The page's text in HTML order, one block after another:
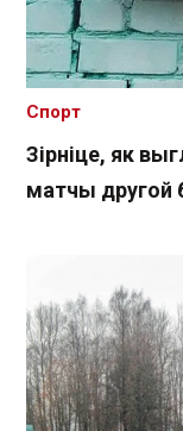
Зірніце, як
матчы другой
Спорт